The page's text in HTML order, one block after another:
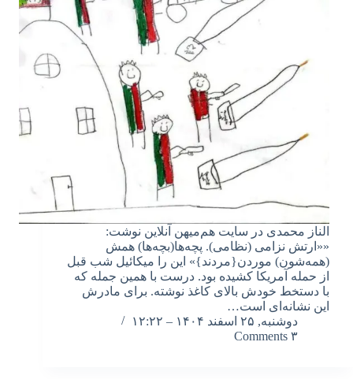
الناز محمدی در سایت هم‌میهن آنلاین نوشت:
««ارتش نزامی (نظامی). پچه‌ها(بچه‌ها) همش
(همه‌شون) موردن{مردند}» این را میکائیل شب قبل
از حمله آمریکا کشیده بود. درست با همین جمله که
با دستخط خودش بالای کاغذ نوشته. برای مادرش
این نشانه‌ای است…
دوشنبه, ۲۵ اسفند ۱۴۰۴ – ۱۲:۲۲
۳ Comments